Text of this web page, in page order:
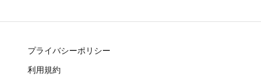
プライバシーポリシー
利用規約